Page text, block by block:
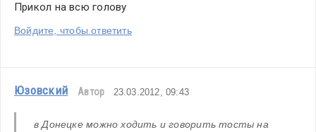
Прикол на всю голову
Войдите, чтобы ответить
Юзовский Автор 23.03.2012, 09:43
в Донецке можно ходить и говорить тосты на